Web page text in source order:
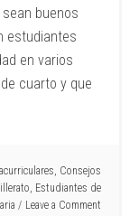
buenos
estudiantes
en varios
cuarto y que
, Consejos
, Estudiantes de
Leave a Comment